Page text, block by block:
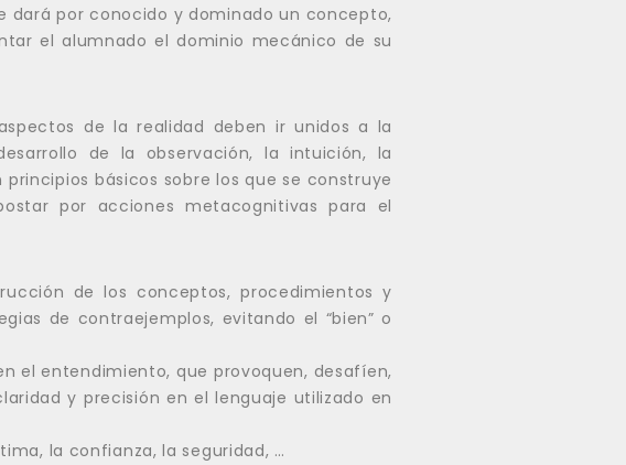
dará por conocido y dominado un concepto,
el alumnado el dominio mecánico de su
de la realidad deben ir unidos a la
de la observación, la intuición, la
básicos sobre los que se construye
por acciones metacognitivas para el
de los conceptos, procedimientos y
de contraejemplos, evitando el “bien” o
el entendimiento, que provoquen, desafíen,
y precisión en el lenguaje utilizado en
la confianza, la seguridad, …